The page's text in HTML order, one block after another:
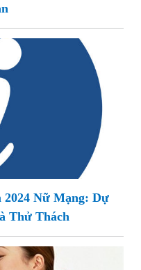
Nữ Mạng: Dự
Thử Thách